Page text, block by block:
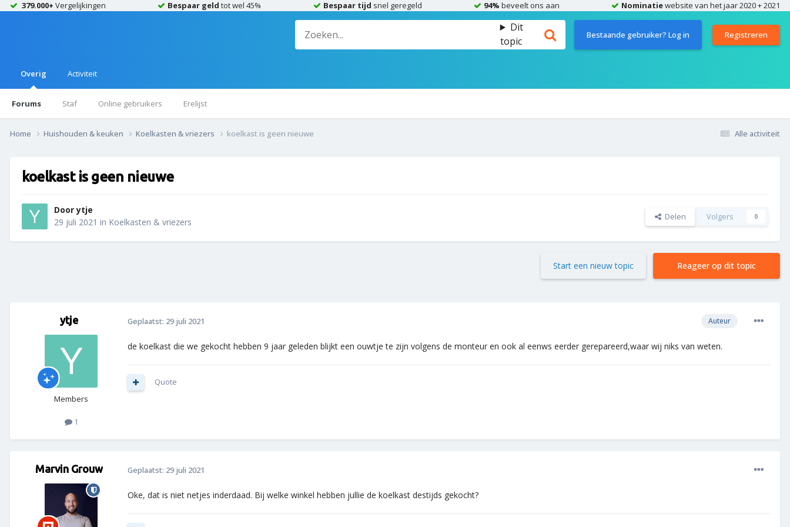
379.000+ Vergelijkingen Bespaar geld tot wel 45% Bespaar tijd snel geregeld 94% beveelt ons aan Nominatiewebsite van het jaar 2020 + 2021
Dit
topic
Bestaande gebruiker? Log in Registreren
Overig
Forums Staf Online gebruikers Erelijst
Activiteit
Alle activiteit
Home Huishouden & keuken Koelkasten & vriezers koelkast is geen nieuwe
koelkast is geen nieuwe
Doorytje
29 juli 2021 in Koelkasten & vriezers Delen Volgers 0
Reageer op dit topic
Start een nieuw topic
ytje
Members
1
Auteur
Geplaatst: 29 juli 2021
de koelkast die we gekocht hebben 9 jaar geleden blijkt een ouwtje te zijn volgens de monteur en ook al eenws eerder gerepareerd,waar wij niks van weten.
Quote
Marvin Grouw Geplaatst: 29 juli 2021
Oke, dat is niet netjes inderdaad. Bij welke winkel hebben jullie de koelkast destijds gekocht?